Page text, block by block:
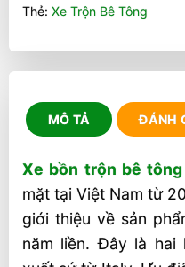
Thẻ: Xe Trộn Bê Tông
MÔ TẢ ĐÁNH
Xe bồn trộn bê
mặt tại Việt Nam từ
giới thiệu về sản
năm liền. Đây là hai